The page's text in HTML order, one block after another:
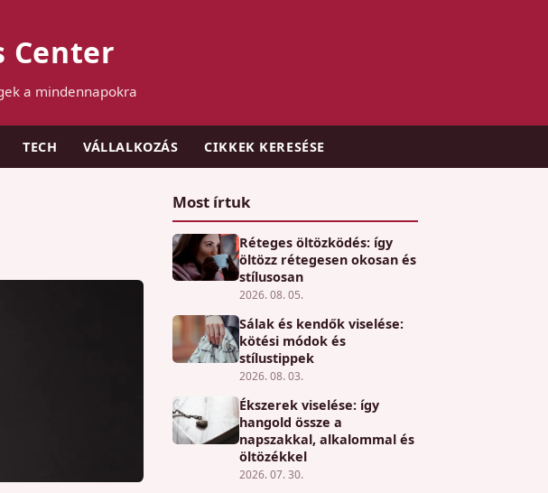
Center
a mindennapokra
TECH VÁLLALKOZÁS CIKKEK KERESÉSE
Most írtuk
Réteges öltözködés: így
öltözz rétegesen okosan és
stílusosan
2026. 08. 05.
Sálak és kendők viselése:
kötési módok és
stílustippek
2026. 08. 03.
Ékszerek viselése: így
hangold össze a
napszakkal, alkalommal és
öltözékkel
2026. 07. 30.